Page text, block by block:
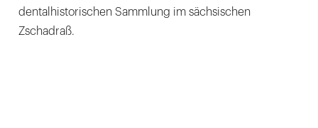
dentalhistorischen Sammlung im sächsischen
Zschadraß.